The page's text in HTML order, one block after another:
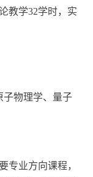
教学32学时，实
子物理学、量子
专业方向课程，